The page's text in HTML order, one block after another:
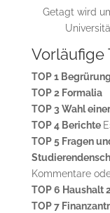
Getagt wird
Vorläufige
TOP 1 Begrürung
TOP 2 Formalia
TOP 3 Wahl
TOP 4 Berichte
TOP 5 Fragen
Kommentare
TOP 6 Haushalt
TOP 7